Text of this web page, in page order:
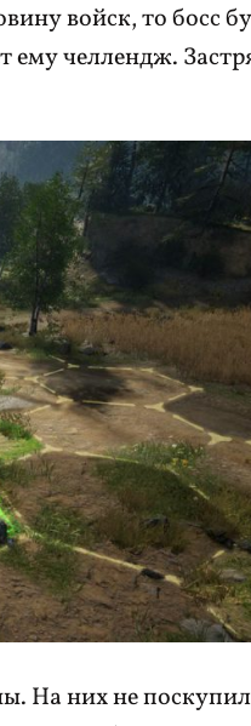
войск, то босс
челлендж.
На них не